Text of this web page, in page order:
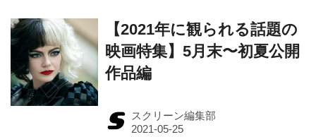
【2021年に観られる話題の
映画特集】5月末〜初夏公開
作品編
スクリーン編集部